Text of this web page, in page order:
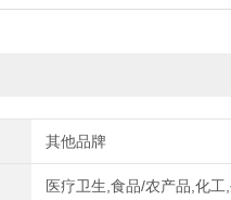
其他品牌
医疗卫生,食品/农产品,化